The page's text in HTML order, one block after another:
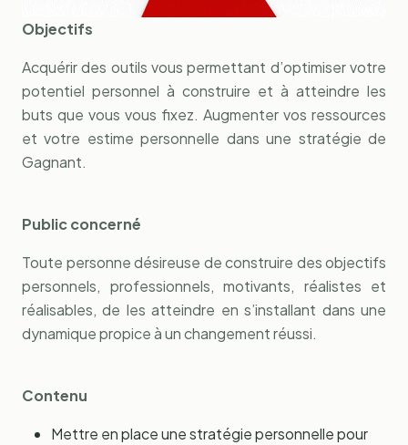
Objectifs
Acquérir des outils vous permettant d’optimiser votre
potentiel personnel à construire et à atteindre les
buts que vous vous fixez. Augmenter vos ressources
et votre estime personnelle dans une stratégie de
Gagnant.
Public concerné
Toute personne désireuse de construire des objectifs
personnels, professionnels, motivants, réalistes et
réalisables, de les atteindre en s’installant dans une
dynamique propice à un changement réussi.
Contenu
Mettre en place une stratégie personnelle pour